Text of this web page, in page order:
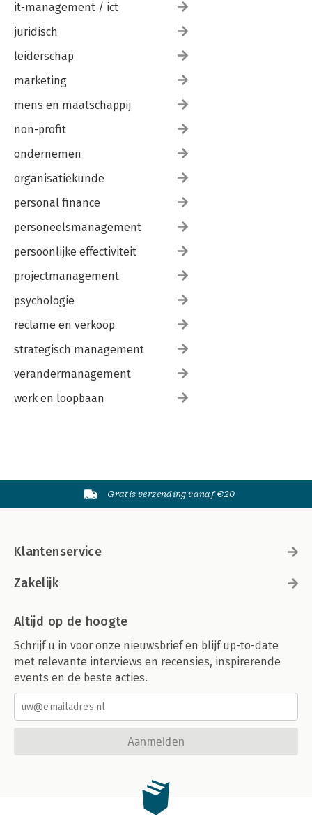
it-management / ict
juridisch
leiderschap
marketing
mens en maatschappij
non-profit
ondernemen
organisatiekunde
personal finance
personeelsmanagement
persoonlijke effectiviteit
projectmanagement
psychologie
reclame en verkoop
strategisch management
verandermanagement
werk en loopbaan
Gratis verzending vanaf €20
Klantenservice
Zakelijk
Altijd op de hoogte
Schrijf u in voor onze nieuwsbrief en blijf up-to-date
met relevante interviews en recensies, inspirerende
events en de beste acties.
Aanmelden